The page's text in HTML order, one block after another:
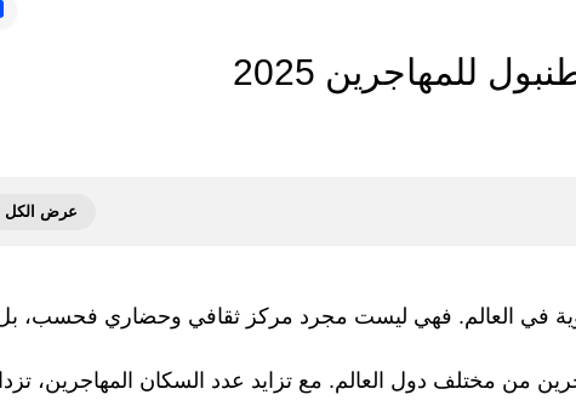
للمهاجرين 2025
في العالم. فهي ليست مجرد مركز ثقافي وحضاري فحسب،
من مختلف دول العالم. مع تزايد عدد السكان المهاجرين،